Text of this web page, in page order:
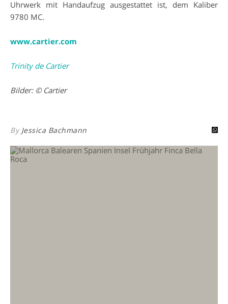
Uhrwerk mit Handaufzug ausgestattet ist, dem Kaliber
9780 MC.
www.cartier.com
Trinity de Cartier
Bilder: © Cartier
By Jessica Bachmann